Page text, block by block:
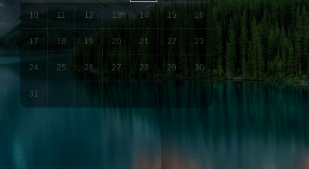
10 11 12 13 14 15 16
17 18 19 20 21 22 23
24 25 26 27 28 29 30
31